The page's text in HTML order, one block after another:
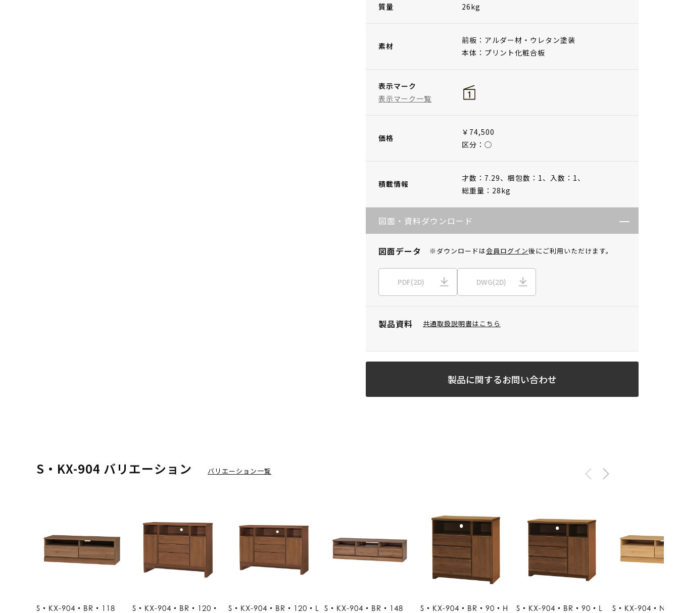
質量 26kg
素材
前板：アルダー材・ウレタン塗装
本体：プリント化粧合板
表示マーク
表示マーク一覧
価格
￥74,500
区分：◯
積載情報
才数：7.29、 梱包数：1、 入数：1、
総重量：28kg
図面・資料ダウンロード
図面データ ※ダウンロードは会員ログイン後にご利用いただけます。
PDF(2D) DWG(2D)
製品資料 共通取扱説明書はこちら
製品に関するお問い合わせ
S・KX-904 バリエーション バリエーション一覧
S・KX-904・BR・118
S・KX-904・BR・120・
S・KX-904・BR・120・L S・KX-904・BR・148 S・KX-904・BR・90・H S・KX-904・BR・90・L S・KX-904・NA